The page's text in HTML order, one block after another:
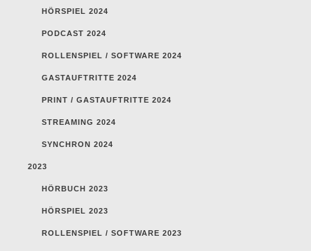
HÖRSPIEL 2024
PODCAST 2024
ROLLENSPIEL / SOFTWARE 2024
GASTAUFTRITTE 2024
PRINT / GASTAUFTRITTE 2024
STREAMING 2024
SYNCHRON 2024
2023
HÖRBUCH 2023
HÖRSPIEL 2023
ROLLENSPIEL / SOFTWARE 2023